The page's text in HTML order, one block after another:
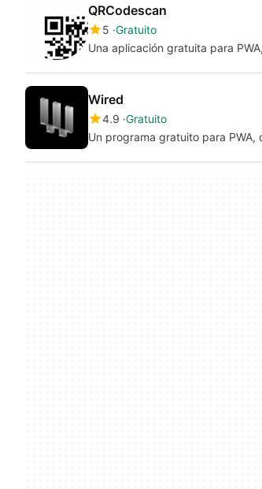
QRCodescan
5 Gratuito
Una aplicación gratuita para
Wired
4.9 Gratuito
Un programa gratuito para PWA,